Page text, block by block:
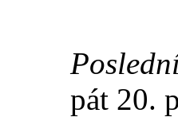
pát 20.